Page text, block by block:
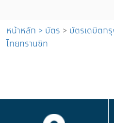
หน้าหลัก > บัตร > บัตรเดบิตก
ไทยทรานซิท